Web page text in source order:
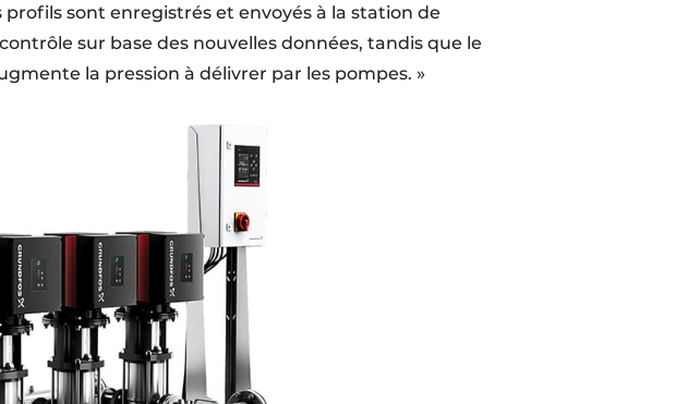
sont enregistrés et envoyés à la station de
sur base des nouvelles données, tandis que le
la pression à délivrer par les pompes. »